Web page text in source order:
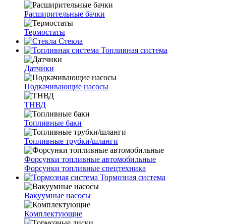
Расширительные бачки
Термостаты
Стекла
Топливная система
Датчики
Подкачивающие насосы
ТНВД
Топливные баки
Топливные трубки/шланги
Форсунки топливные автомобильные
Форсунки топливные спецтехника
Тормозная система
Вакуумные насосы
Комплектующие